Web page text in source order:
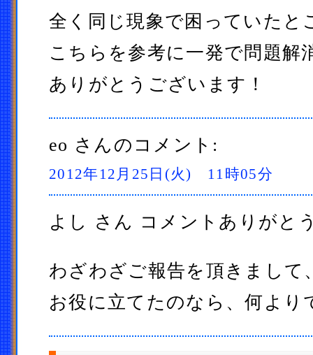
全く同じ現象で困っていたと
こちらを参考に一発で問題解
ありがとうございます！
eo さんのコメント:
2012年12月25日(火) 11時05分
よし さん コメントありがと
わざわざご報告を頂きまして
お役に立てたのなら、何より